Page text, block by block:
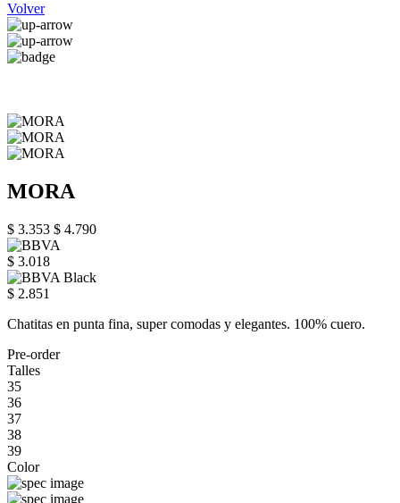
Volver
MORA
$ 3.353 $ 4.790
$ 3.018
$ 2.851
Chatitas en punta fina, super comodas y elegantes. 100% cuero.
Pre-order
Talles
35
36
37
38
39
Color